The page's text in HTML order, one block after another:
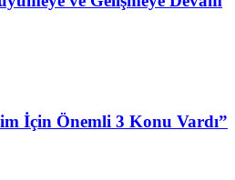
İçin Önemli 3 Konu Vardı”